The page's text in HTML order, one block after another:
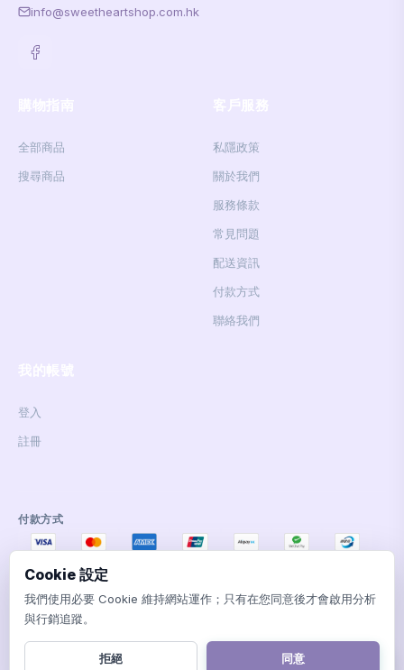
info@sweetheartshop.com.hk
全部商品
搜尋商品
私隱政策
關於我們
服務條款
常見問題
配送資訊
付款方式
聯絡我們
登入
註冊
付款方式
© 2026 Sweet Heart Shop. All rights reserved.
銅鑼灣謝菲道509號銀座商場地庫31號鋪
Cookie 設定
我們使用必要 Cookie 維持網站運作；只有在您同意後才會啟用分析
與行銷追蹤。
拒絕 同意